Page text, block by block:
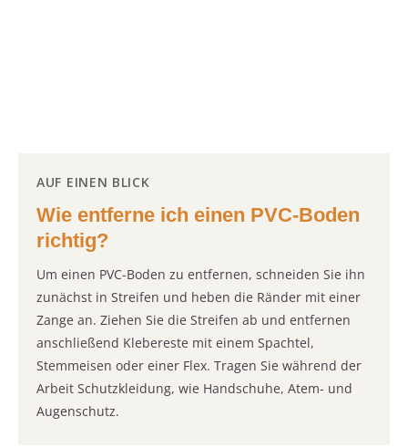
AUF EINEN BLICK
Wie entferne ich einen PVC-Boden
richtig?
Um einen PVC-Boden zu entfernen, schneiden Sie ihn
zunächst in Streifen und heben die Ränder mit einer
Zange an. Ziehen Sie die Streifen ab und entfernen
anschließend Klebereste mit einem Spachtel,
Stemmeisen oder einer Flex. Tragen Sie während der
Arbeit Schutzkleidung, wie Handschuhe, Atem- und
Augenschutz.